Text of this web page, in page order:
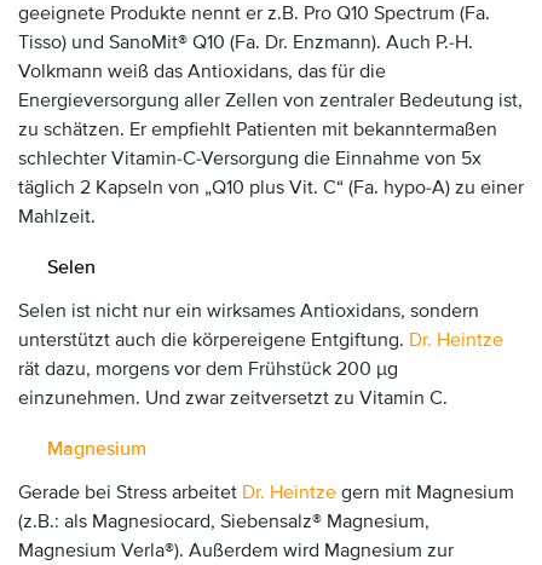
geeignete Produkte nennt er z.B. Pro Q10 Spectrum (Fa.
Tisso) und SanoMit® Q10 (Fa. Dr. Enzmann). Auch P.-H.
Volkmann weiß das Antioxidans, das für die
Energieversorgung aller Zellen von zentraler Bedeutung ist,
zu schätzen. Er empfiehlt Patienten mit bekanntermaßen
schlechter Vitamin-C-Versorgung die Einnahme von 5x
täglich 2 Kapseln von „Q10 plus Vit. C“ (Fa. hypo-A) zu einer
Mahlzeit.
Selen
Selen ist nicht nur ein wirksames Antioxidans, sondern
unterstützt auch die körpereigene Entgiftung. Dr. Heintze
rät dazu, morgens vor dem Frühstück 200 µg
einzunehmen. Und zwar zeitversetzt zu Vitamin C.
Magnesium
Gerade bei Stress arbeitet Dr. Heintze gern mit Magnesium
(z.B.: als Magnesiocard, Siebensalz® Magnesium,
Magnesium Verla®). Außerdem wird Magnesium zur